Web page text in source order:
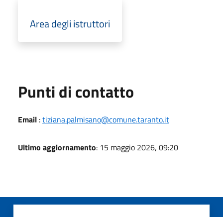
Area degli istruttori
Punti di contatto
Email :tiziana.palmisano@comune.taranto.it
Ultimo aggiornamento: 15 maggio 2026, 09:20